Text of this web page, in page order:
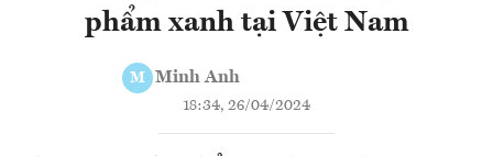
phẩm xanh tại Việt Nam
M Minh Anh
18:34, 26/04/2024